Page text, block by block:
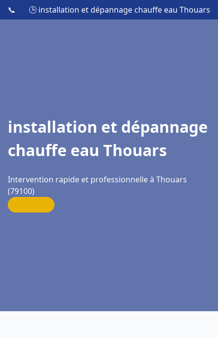
📞 🕒 installation et dépannage chauffe eau Thouars
installation et dépannage
chauffe eau Thouars
Intervention rapide et professionnelle à Thouars
(79100)